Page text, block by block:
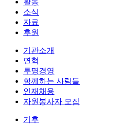
활동
소식
자료
후원
기관소개
연혁
투명경영
함께하는 사람들
인재채용
자원봉사자 모집
기후